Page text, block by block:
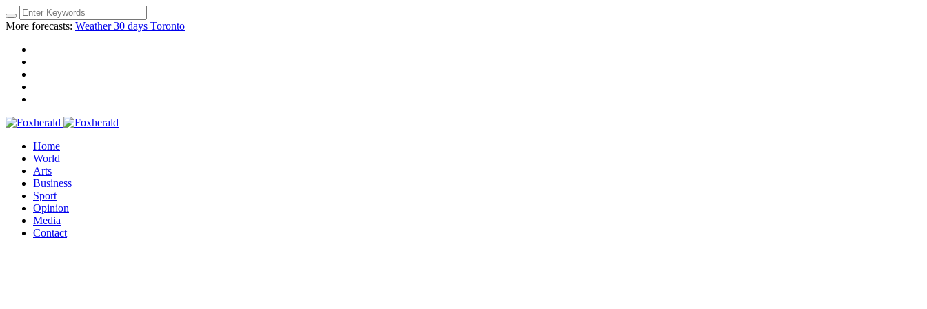
More forecasts: Weather 30 days Toronto
Home
World
Arts
Business
Sport
Opinion
Media
Contact